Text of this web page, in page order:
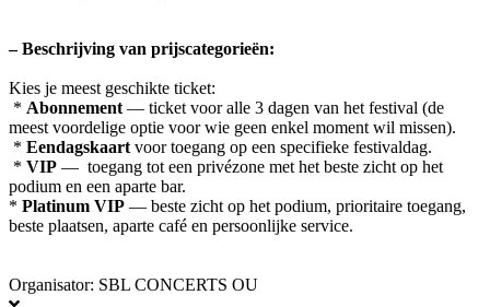
– Beschrijving van prijscategorieën:
Kies je meest geschikte ticket:
* Abonnement — ticket voor alle 3 dagen van het festival (de
meest voordelige optie voor wie geen enkel moment wil missen).
* Eendagskaart voor toegang op een specifieke festivaldag.
* VIP — toegang tot een privézone met het beste zicht op het
podium en een aparte bar.
* Platinum VIP — beste zicht op het podium, prioritaire toegang,
beste plaatsen, aparte café en persoonlijke service.
Organisator: SBL CONCERTS OU